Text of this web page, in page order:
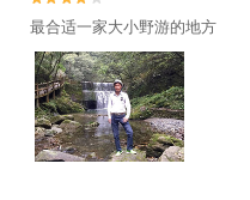
最合适一家大小野游的地方